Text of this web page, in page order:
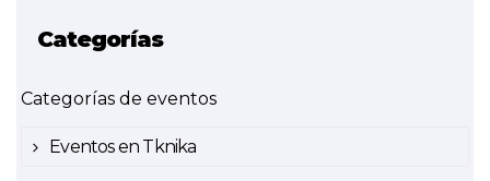
Categorías
Categorías de eventos
Eventos en Tknika